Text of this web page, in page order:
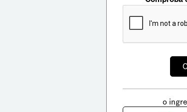
o